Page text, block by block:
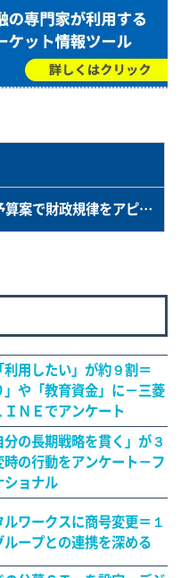
前の記事：高市政権、122兆円予算案で財政規律をアピール
利用したい」が約９割＝
」や「教育資金」に－三菱
ＮＥでアンケート
の長期戦略を貫く」が３
の行動をアンケート－フ
ショナル
ワークスに商号変更＝１
ループとの連携を深める